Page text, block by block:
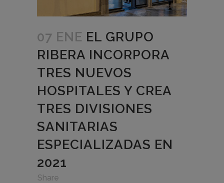
07 ENE EL GRUPO
RIBERA INCORPORA
TRES NUEVOS
HOSPITALES Y CREA
TRES DIVISIONES
SANITARIAS
ESPECIALIZADAS EN
2021
Share